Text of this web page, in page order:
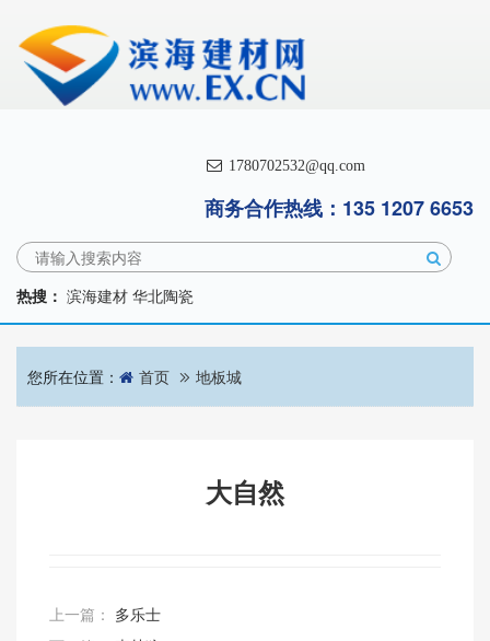
1780702532@qq.com
商务合作热线：135 1207 6653
热搜： 滨海建材 华北陶瓷
您所在位置： 首页 地板城
大自然
上一篇： 多乐士